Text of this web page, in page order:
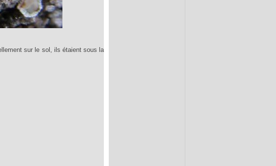
sur le sol, ils étaient sous la